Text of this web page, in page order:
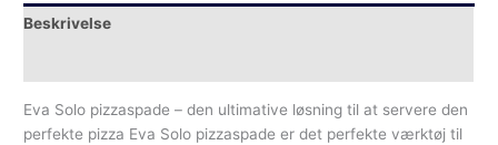
Beskrivelse
Eva Solo pizzaspade – den ultimative løsning til at servere den
perfekte pizza Eva Solo pizzaspade er det perfekte værktøj til